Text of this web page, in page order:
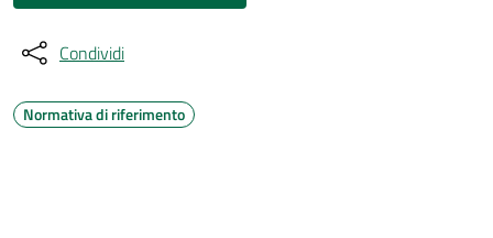
Condividi
Normativa di riferimento